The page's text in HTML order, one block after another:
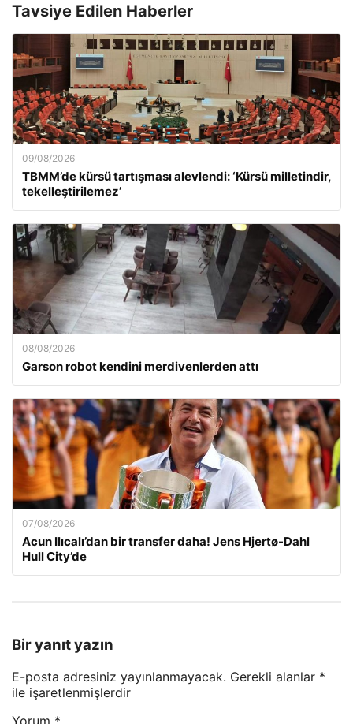
Tavsiye Edilen Haberler
09/08/2026
TBMM’de kürsü tartışması alevlendi: ‘Kürsü milletindir,
tekelleştirilemez’
08/08/2026
Garson robot kendini merdivenlerden attı
07/08/2026
Acun Ilıcalı’dan bir transfer daha! Jens Hjertø-Dahl
Hull City’de
Bir yanıt yazın
E-posta adresiniz yayınlanmayacak. Gerekli alanlar *
ile işaretlenmişlerdir